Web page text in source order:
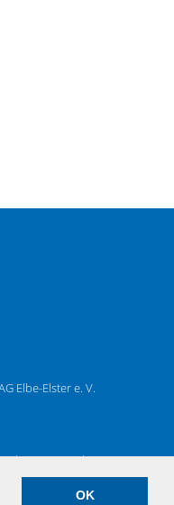
OK
Elbe-Elster e. V.
die Europäische
Union und LEADER.